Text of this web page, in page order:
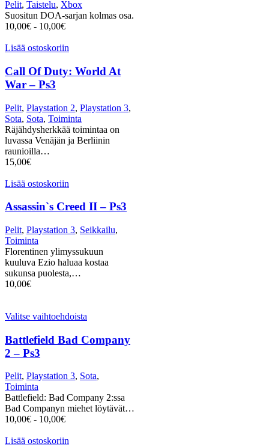
Pelit, Taistelu, Xbox
Suositun DOA-sarjan kolmas osa.
10,00€ - 10,00€
Lisää ostoskoriin
Call Of Duty: World At
War – Ps3
Pelit, Playstation 2, Playstation 3,
Sota, Sota, Toiminta
Räjähdysherkkää toimintaa on
luvassa Venäjän ja Berliinin
raunioilla…
15,00€
Lisää ostoskoriin
Assassin`s Creed II – Ps3
Pelit, Playstation 3, Seikkailu,
Toiminta
Florentinen ylimyssukuun
kuuluva Ezio haluaa kostaa
sukunsa puolesta,…
10,00€
Valitse vaihtoehdoista
Battlefield Bad Company
2 – Ps3
Pelit, Playstation 3, Sota,
Toiminta
Battlefield: Bad Company 2:ssa
Bad Companyn miehet löytävät…
10,00€ - 10,00€
Lisää ostoskoriin